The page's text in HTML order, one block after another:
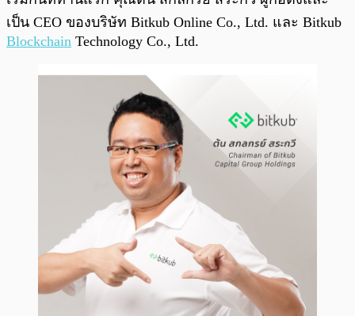
เป็น CEO ของบริษัท Bitkub Online Co., Ltd. และ Bitkub
Blockchain Technology Co., Ltd.